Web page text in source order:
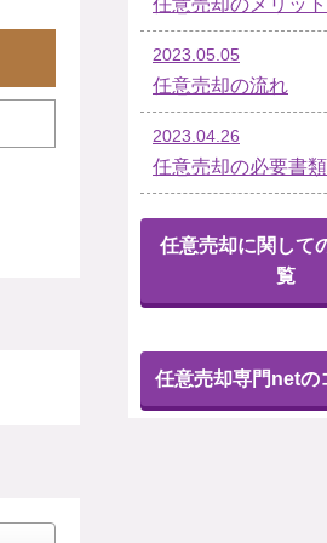
2023.05.05
任意売却の流れ
2023.04.26
任意売却の必要書類
任意売却に関して
覧
任意売却専門netの